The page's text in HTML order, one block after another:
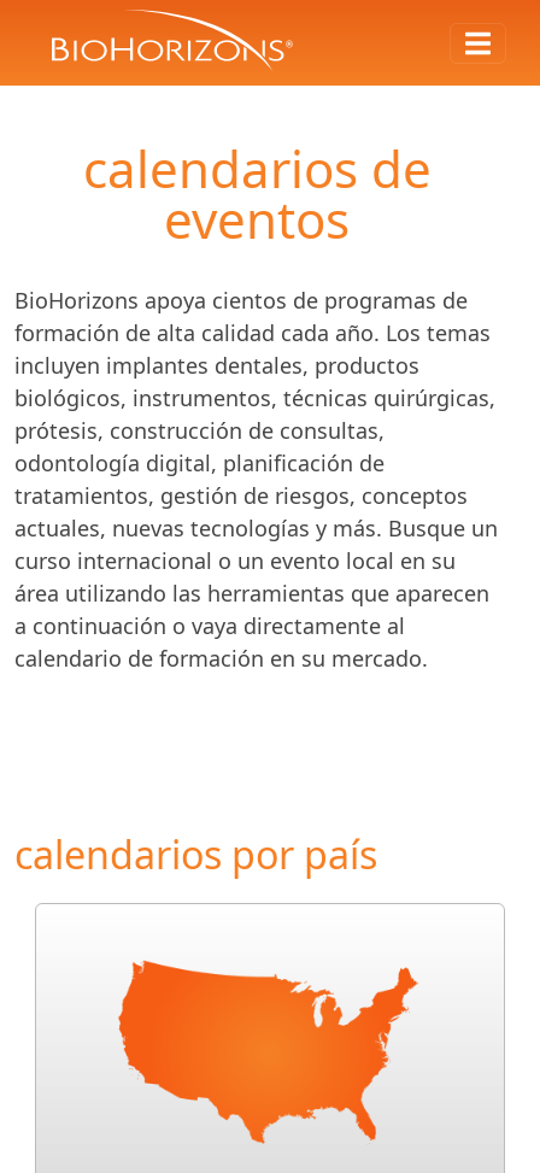
calendarios de
eventos
BioHorizons apoya cientos de programas de
formación de alta calidad cada año. Los temas
incluyen implantes dentales, productos
biológicos, instrumentos, técnicas quirúrgicas,
prótesis, construcción de consultas,
odontología digital, planificación de
tratamientos, gestión de riesgos, conceptos
actuales, nuevas tecnologías y más. Busque un
curso internacional o un evento local en su
área utilizando las herramientas que aparecen
a continuación o vaya directamente al
calendario de formación en su mercado.
calendarios por país